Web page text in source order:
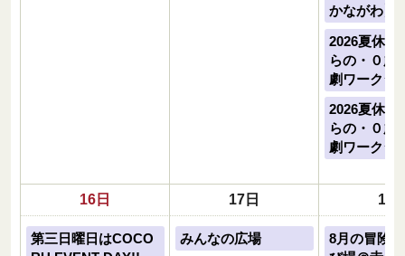
かながわ】
2026夏休み
らの・０歳
劇ワークシ
2026夏休み
らの・０歳
劇ワークシ
16日 17日 18
第三日曜日はCOCO
みんなの広場
8月の冒険